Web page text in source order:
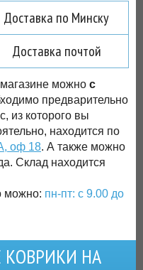
Доставка по Минску
Доставка почтой
можно с
предварительно
из которого вы
находится по
оф 18. А также можно
Склад находится
можно: пн-пт: с 9.00 до
НА